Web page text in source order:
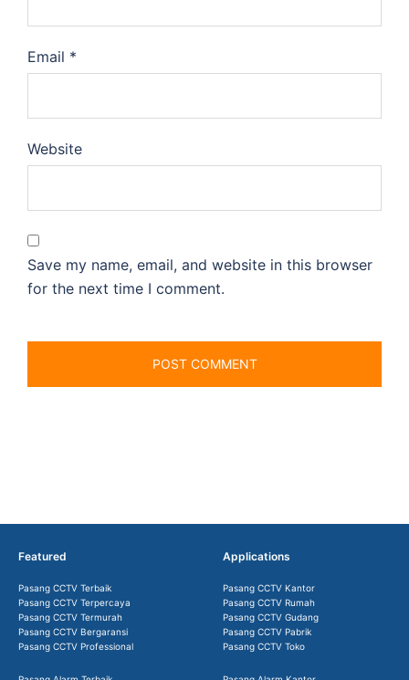
Email *
Website
Save my name, email, and website in this browser
for the next time I comment.
Featured
Pasang CCTV Terbaik
Pasang CCTV Terpercaya
Pasang CCTV Termurah
Pasang CCTV Bergaransi
Pasang CCTV Professional
Applications
Pasang CCTV Kantor
Pasang CCTV Rumah
Pasang CCTV Gudang
Pasang CCTV Pabrik
Pasang CCTV Toko